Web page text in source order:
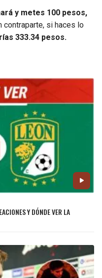
y metes 100 pesos,
contraparte, si haces lo
333.34 pesos.
Y DÓNDE VER LA